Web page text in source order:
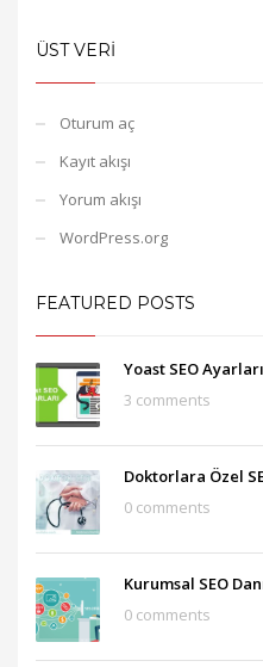
ÜST VERI
Oturum aç
Kayıt akışı
Yorum akışı
WordPress.org
FEATURED POSTS
Yoast SEO
3 comments
Doktorlara Özel
0 comments
Kurumsal SEO
0 comments